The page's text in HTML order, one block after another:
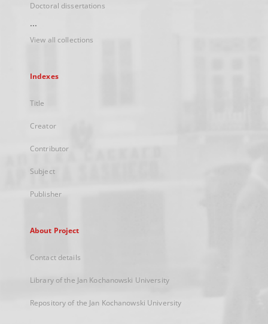
Doctoral dissertations
...
View all collections
Indexes
Title
Creator
Contributor
Subject
Publisher
About Project
Contact details
Library of the Jan Kochanowski University
Repository of the Jan Kochanowski University